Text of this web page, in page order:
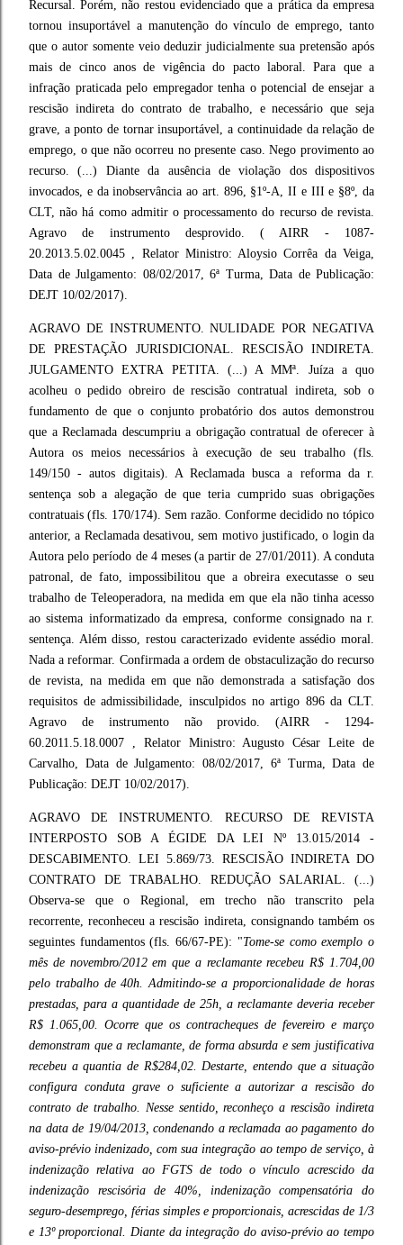
Recursal. Porém, não restou evidenciado que a prática da empresa
tornou insuportável a manutenção do vínculo de emprego, tanto
que o autor somente veio deduzir judicialmente sua pretensão após
mais de cinco anos de vigência do pacto laboral. Para que a
infração praticada pelo empregador tenha o potencial de ensejar a
rescisão indireta do contrato de trabalho, e necessário que seja
grave, a ponto de tornar insuportável, a continuidade da relação de
emprego, o que não ocorreu no presente caso. Nego provimento ao
recurso. (...) Diante da ausência de violação dos dispositivos
invocados, e da inobservância ao art. 896, §1º-A, II e III e §8º, da
CLT, não há como admitir o processamento do recurso de revista.
Agravo de instrumento desprovido. ( AIRR - 1087-
20.2013.5.02.0045 , Relator Ministro: Aloysio Corrêa da Veiga,
Data de Julgamento: 08/02/2017, 6ª Turma, Data de Publicação:
DEJT 10/02/2017).
AGRAVO DE INSTRUMENTO. NULIDADE POR NEGATIVA
DE PRESTAÇÃO JURISDICIONAL. RESCISÃO INDIRETA.
JULGAMENTO EXTRA PETITA. (...) A MMª. Juíza a quo
acolheu o pedido obreiro de rescisão contratual indireta, sob o
fundamento de que o conjunto probatório dos autos demonstrou
que a Reclamada descumpriu a obrigação contratual de oferecer à
Autora os meios necessários à execução de seu trabalho (fls.
149/150 - autos digitais). A Reclamada busca a reforma da r.
sentença sob a alegação de que teria cumprido suas obrigações
contratuais (fls. 170/174). Sem razão. Conforme decidido no tópico
anterior, a Reclamada desativou, sem motivo justificado, o login da
Autora pelo período de 4 meses (a partir de 27/01/2011). A conduta
patronal, de fato, impossibilitou que a obreira executasse o seu
trabalho de Teleoperadora, na medida em que ela não tinha acesso
ao sistema informatizado da empresa, conforme consignado na r.
sentença. Além disso, restou caracterizado evidente assédio moral.
Nada a reformar. Confirmada a ordem de obstaculização do recurso
de revista, na medida em que não demonstrada a satisfação dos
requisitos de admissibilidade, insculpidos no artigo 896 da CLT.
Agravo de instrumento não provido. (AIRR - 1294-
60.2011.5.18.0007 , Relator Ministro: Augusto César Leite de
Carvalho, Data de Julgamento: 08/02/2017, 6ª Turma, Data de
Publicação: DEJT 10/02/2017).
AGRAVO DE INSTRUMENTO. RECURSO DE REVISTA
INTERPOSTO SOB A ÉGIDE DA LEI Nº 13.015/2014 -
DESCABIMENTO. LEI 5.869/73. RESCISÃO INDIRETA DO
CONTRATO DE TRABALHO. REDUÇÃO SALARIAL. (...)
Observa-se que o Regional, em trecho não transcrito pela
recorrente, reconheceu a rescisão indireta, consignando também os
seguintes fundamentos (fls. 66/67-PE): "Tome-se como exemplo o
mês de novembro/2012 em que a reclamante recebeu R$ 1.704,00
pelo trabalho de 40h. Admitindo-se a proporcionalidade de horas
prestadas, para a quantidade de 25h, a reclamante deveria receber
R$ 1.065,00. Ocorre que os contracheques de fevereiro e março
demonstram que a reclamante, de forma absurda e sem justificativa
recebeu a quantia de R$284,02. Destarte, entendo que a situação
configura conduta grave o suficiente a autorizar a rescisão do
contrato de trabalho. Nesse sentido, reconheço a rescisão indireta
na data de 19/04/2013, condenando a reclamada ao pagamento do
aviso-prévio indenizado, com sua integração ao tempo de serviço, à
indenização relativa ao FGTS de todo o vínculo acrescido da
indenização rescisória de 40%, indenização compensatória do
seguro-desemprego, férias simples e proporcionais, acrescidas de 1/3
e 13º proporcional. Diante da integração do aviso-prévio ao tempo